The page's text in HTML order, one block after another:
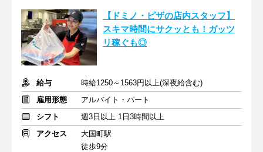
【ドミノ・ピザの店内スタッフ】
スキマ時間にサクッとも！ガッツ
リ稼ぐも◎
給与
時給1250～1563円以上(深夜給含む)
雇用形態
アルバイト・パート
シフト
週3日以上 1日3時間以上
アクセス
大国町駅
徒歩9分